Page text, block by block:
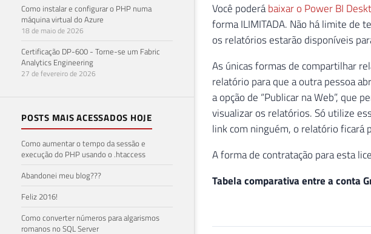
Como instalar e configurar o PHP numa
máquina virtual do Azure
18 de maio de 2026
Certificação DP-600 - Torne-se um Fabric
Analytics Engineering
27 de fevereiro de 2026
POSTS MAIS ACESSADOS HOJE
Como aumentar o tempo da sessão e
execução do PHP usando o .htaccess
Abandonei meu blog???
Feliz 2016!
Como converter números para algarismos
romanos no SQL Server
Você poderábaixar o Power BI
forma ILIMITADA. Não há limite de
os relatórios estarão disponíveis
As únicas formas de compartilhar
relatório para que a outra pessoa
a opção de “Publicar na Web”, que
visualizar os relatórios. Só utilize
link com ninguém, o relatório ficará
A forma de contratação para esta
Tabela comparativa entre a conta